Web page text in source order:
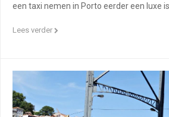
een taxi nemen in Porto eerder een luxe
Lees verder